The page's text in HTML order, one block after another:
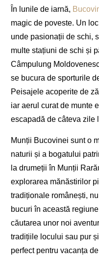
În lunile de iarnă,
magic de poveste. Un
unde pasionații de schi,
multe stațiuni de schi și
Câmpulung
se bucura de sporturile
Peisajele acoperite de
iar aerul curat de munte
escapadă de câteva zile
Munții Bucovinei sunt o
naturii și a bogatului
la drumeții în Munții
explorarea mănăstirilor
tradiționale românești,
bucuri în această
căutarea unor noi
tradițiile locului sau pur
perfect pentru vacanța